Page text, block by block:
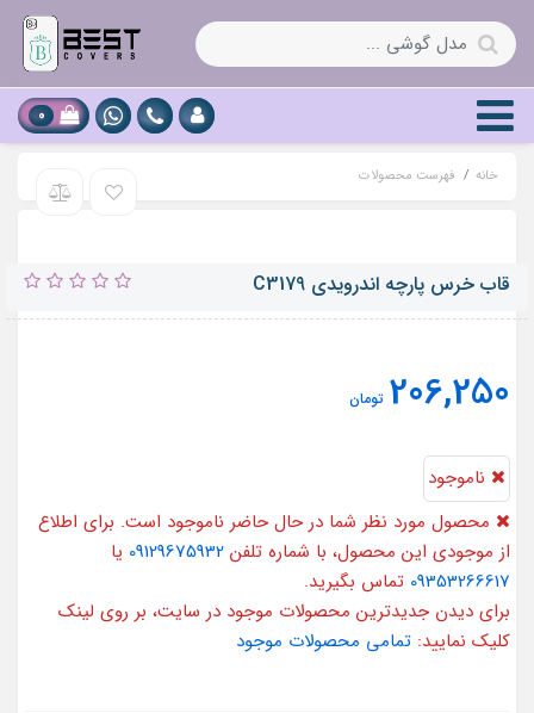
0
خانه فهرست محصولات
قاب خرس پارچه اندرویدی C3179
206,250 تومان
ناموجود
محصول مورد نظر شما در حال حاضر ناموجود است. برای اطلاع
از موجودی این محصول، با شماره تلفن 09129675932 یا
09353266617 تماس بگیرید.
برای دیدن جدیدترین محصولات موجود در سایت، بر روی لینک
کلیک نمایید: تمامی محصولات موجود